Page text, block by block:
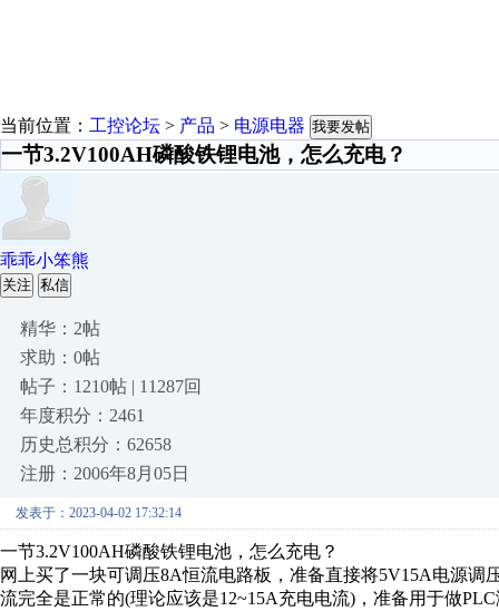
当前位置： 工控论坛 > 产品 > 电源电器 我要发帖
一节3.2V100AH磷酸铁锂电池，怎么充电？
乖乖小笨熊
关注 私信
精华：2帖
求助：0帖
帖子：1210帖 | 11287回
年度积分：2461
历史总积分：62658
注册：2006年8月05日
发表于：2023-04-02 17:32:14
一节3.2V100AH磷酸铁锂电池，怎么充电？
网上买了一块可调压8A恒流电路板，准备直接将5V15A电源
流完全是正常的(理论应该是12~15A充电电流)，准备用于做